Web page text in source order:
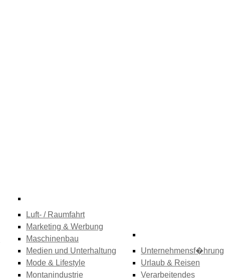
Luft- / Raumfahrt
Marketing & Werbung
Maschinenbau
Medien und Unterhaltung
Mode & Lifestyle
Montanindustrie
Unternehmensf�hrung
Urlaub & Reisen
Verarbeitendes